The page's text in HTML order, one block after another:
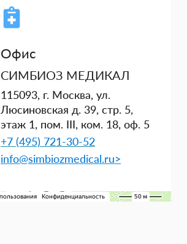
Офис
СИМБИОЗ МЕДИКАЛ
115093, г. Москва, ул.
Люсиновская д. 39, стр. 5,
этаж 1, пом. III, ком. 18, оф. 5
+7 (495) 721-30-52
info@simbiozmedical.ru>